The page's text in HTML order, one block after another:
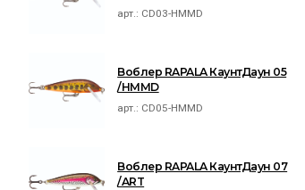
арт.: CD03-HMMD
Воблер RAPALA КаунтДаун 05
/HMMD
арт.: CD05-HMMD
Воблер RAPALA КаунтДаун 07
/ART